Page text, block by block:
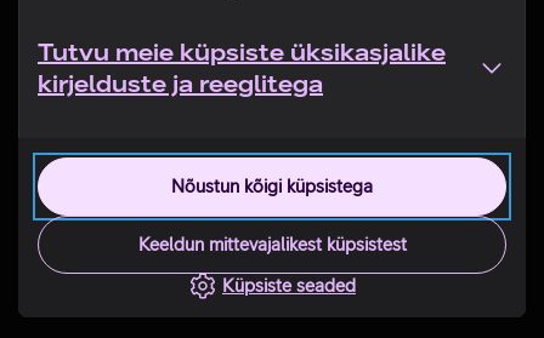
Tutvu meie küpsiste üksikasjalike
kirjelduste ja reeglitega
Nõustun kõigi küpsistega
Keeldun mittevajalikest küpsistest
Küpsiste seaded